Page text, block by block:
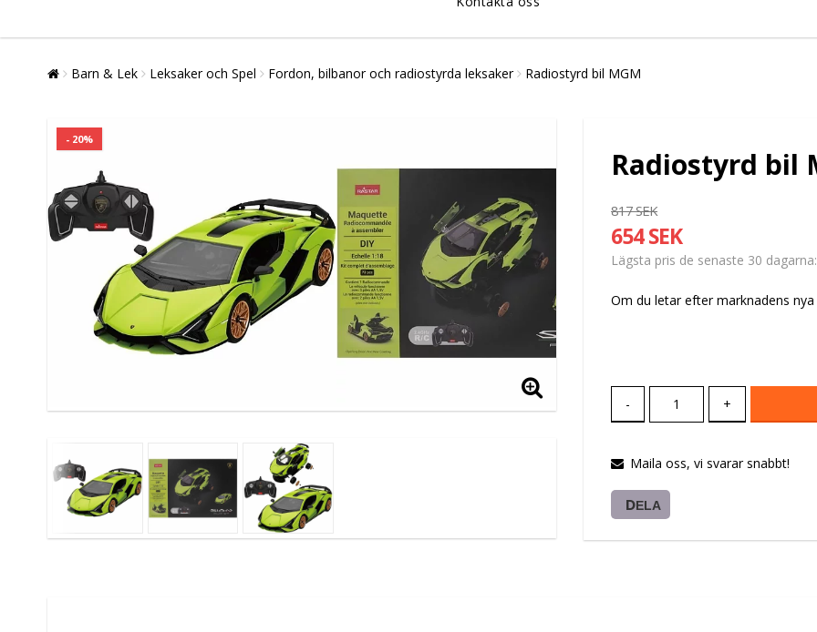
Barn & Lek Leksaker och Spel Fordon, bilbanor och radiostyrda leksaker Radiostyrd bil MGM
- 20%
Radiostyrd bil
817 SEK
654 SEK
Lägsta pris de senaste 30 dagarna
Om du letar efter marknadens
- +
Maila oss, vi svarar snabbt!
DELA